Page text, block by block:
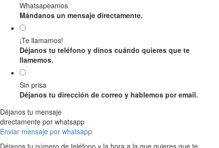
Whatsapeamos
Mándanos un mensaje directamente.
¡Te llamamos!
Déjanos tu teléfono y dinos cuándo quieres que te
llamemos.
Sin prisa
Déjanos tu dirección de correo y hablemos por email.
Déjanos tu mensaje
directamente por whatsapp
Enviar mensaje por whatsapp